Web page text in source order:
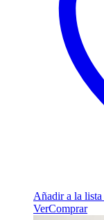
Añadir a la lista
VerComprar